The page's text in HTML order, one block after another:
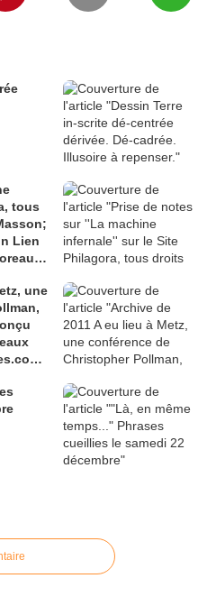
tous
Lien
une